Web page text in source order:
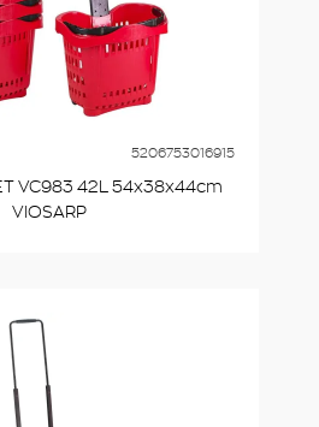
5206753016915
VC983 42L 54x38x44cm
VIOSARP